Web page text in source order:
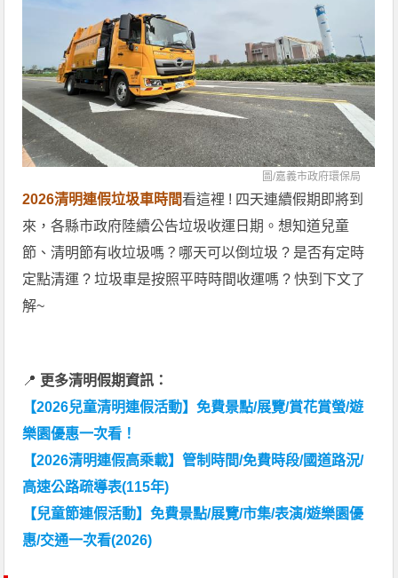
圖/嘉義市政府環保局
2026清明連假垃圾車時間看這裡 ! 四天連續假期即將到
來，各縣市政府陸續公告垃圾收運日期。想知道兒童
節、清明節有收垃圾嗎？哪天可以倒垃圾 ? 是否有定時
定點清運 ? 垃圾車是按照平時時間收運嗎 ? 快到下文了
解~
📍 更多清明假期資訊：
【2026兒童清明連假活動】免費景點/展覽/賞花賞螢/遊
樂園優惠一次看！
【2026清明連假高乘載】管制時間/免費時段/國道路況/
高速公路疏導表(115年)
【兒童節連假活動】免費景點/展覽/市集/表演/遊樂園優
惠/交通一次看(2026)